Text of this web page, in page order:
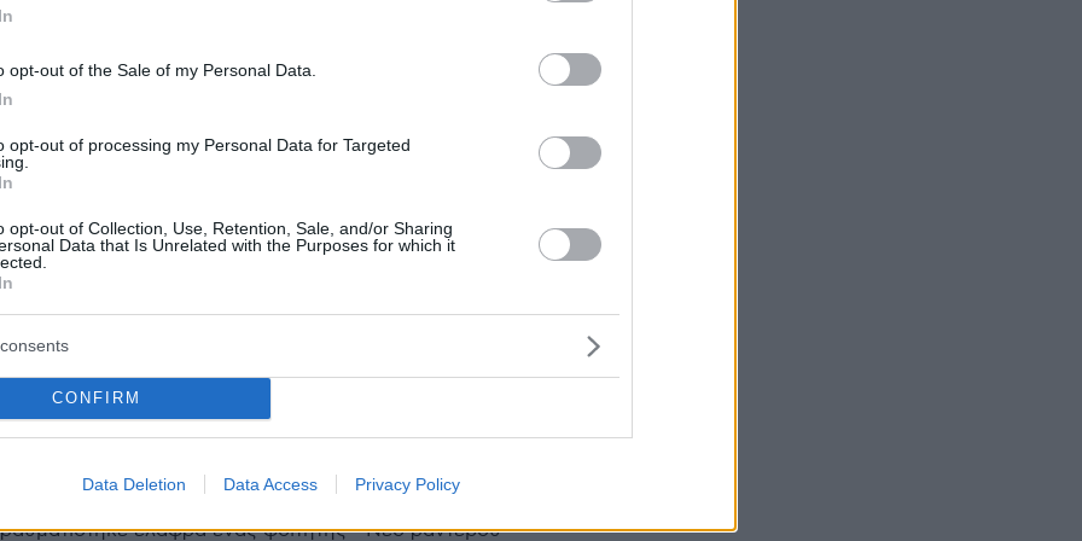
opt-out of the Sale of my Personal Data.
opt-out of processing my Personal Data for Targeted
opt-out of Collection, Use, Retention, Sale, and/or Sharing
Data that Is Unrelated with the Purposes for which it
CONFIRM
Data Deletion Data Access Privacy Policy
του και με τον δικηγόρο του
Σε όλο τον κόσμο στα
πρόσβαση έχουν μόνο οι
με κάρτα πρέπει πρώτα να εγκριθεί από τους
προσωπικό φύλαξης ζητά η Πανελλήνια
18
και δακρυγόνα στο φοιτητικό
ελαφρά ένας φοιτητής - Νέο ραντεβού
40